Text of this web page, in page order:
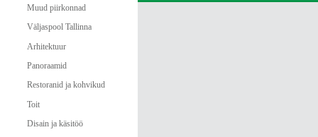
Muud piirkonnad
Väljaspool Tallinna
Arhitektuur
Panoraamid
Restoranid ja kohvikud
Toit
Disain ja käsitöö